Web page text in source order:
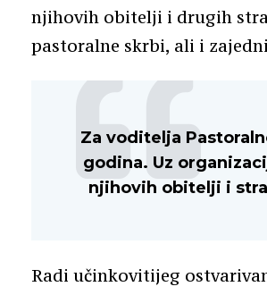
njihovih obitelji i drugih
pastoralne skrbi, ali i
Za voditelja
godina. Uz
njihovih obitelji i
Radi učinkovitijeg